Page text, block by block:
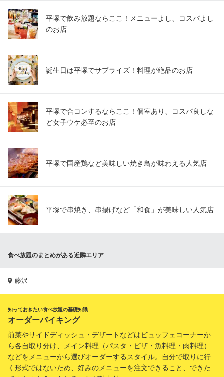
平塚で飲み放題ならここ！メニューよし、コスパよし
のお店
誕生日は平塚でサプライズ！料理が絶品のお店
平塚で合コンするならここ！個室あり、コスパ良しな
ど女子ウケ必至のお店
平塚で国産鶏など美味しい焼き鳥が味わえる人気店
平塚で串焼き、串揚げなど「和食」が美味しい人気店
食べ放題のまとめがある近隣エリア
藤沢
知っておきたい食べ放題の基礎知識
オーダーバイキング
前菜やサイドディッシュ・デザートなどはビュッフェコーナーか
ら各自取り分け、メイン料理（パスタ・ピザ・魚料理・肉料理）
などをメニューから選びオーダーするスタイル。自分で取りに行
く形式ではないため、好みのメニューを注文できること、できた